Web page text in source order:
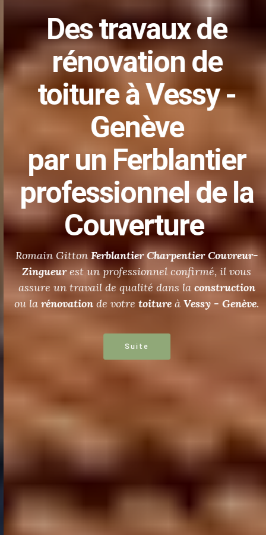
Destravaux de
rénovation de
toitureà Vessy -
Genève
par un Ferblantier
professionnel de la
Couverture
Romain GittonFerblantier Charpentier Couvreur-
Zingueurest un professionnel confirmé, il vous
assure un travail de qualité dans laconstruction
ou larénovationde votre toitureàVessy - Genève.
Suite